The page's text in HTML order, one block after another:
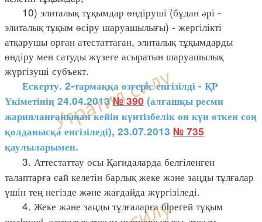
10) элиталық тұқымдар өндіруші (бұдан әрі -
элиталық тұқым өсіру шаруашылығы) - жергілікті
атқарушы орган атестаттаған, элиталық тұқымдарды
өндіру мен сатуды жүзеге асыратын шаруашылық
жүргізуші субъект.
Ескерту. 2-тармаққа өзгеріс енгізілді - ҚР
Үкіметінің 24.04.2013№ 390 (алғашқы ресми
жарияланғанынан кейін күнтізбелік он күн өткен соң
қолданысқа енгізіледі), 23.07.2013 № 735
қаулыларымен.
3. Аттестаттау осы Қағидаларда белгіленген
талаптарға сай келетін барлық жеке және заңды тұлғалар
үшін тең негізде және жағдайда жүргізіледі.
4. Жеке және заңды тұлғаларға бiрегей тұқым